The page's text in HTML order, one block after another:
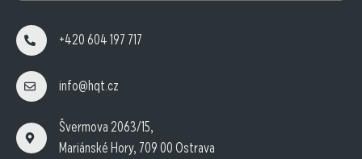
+420 604 197 717
info@hqt.cz
Švermova 2063/15,
Mariánské Hory, 709 00 Ostrava